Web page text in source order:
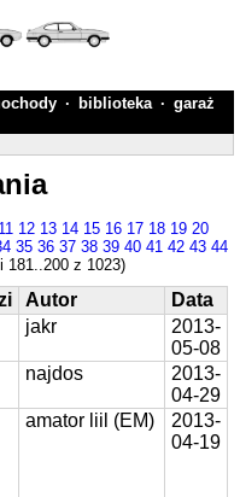
· biblioteka · garaż
11 12 13 14 15 16 17 18 19 20
35 36 37 38 39 40 41 42 43 44
181..200 z 1023)
Autor
Data
jakr
2013-
05-08
najdos
2013-
04-29
amator liil (EM)
2013-
04-19